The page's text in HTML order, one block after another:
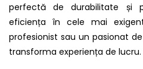
perfectă de durabilitate și
eficiența în cele mai
profesionist sau un pasionat
transforma experiența de lucru.